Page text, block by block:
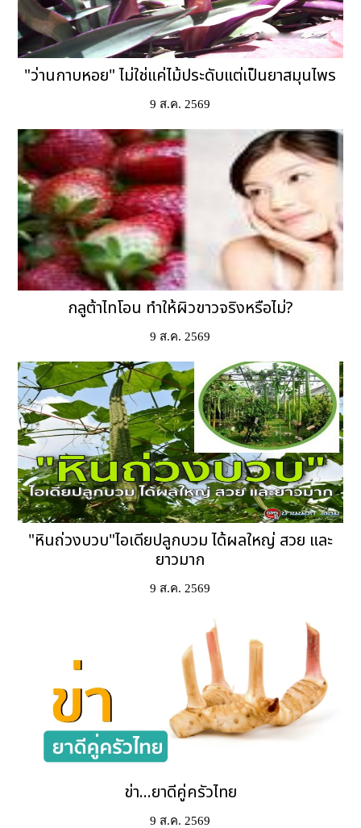
"ว่านกาบหอย" ไม่ใช่แค่ไม้ประดับแต่เป็นยาสมุนไพร
9 ส.ค. 2569
กลูต้าไทโอน ทำให้ผิวขาวจริงหรือไม่?
9 ส.ค. 2569
"หินถ่วงบวบ"ไอเดียปลูกบวม ได้ผลใหญ่ สวย และ
ยาวมาก
9 ส.ค. 2569
ข่า...ยาดีคู่ครัวไทย
9 ส.ค. 2569